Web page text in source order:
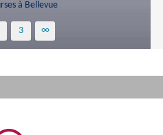
à Bellevue
3 ∞